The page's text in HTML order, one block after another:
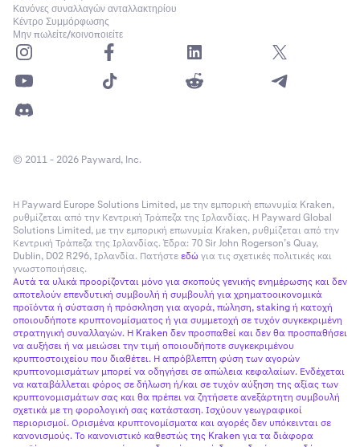
Κανόνες συναλλαγών ανταλλακτηρίου
Κέντρο Συμμόρφωσης
Μην πωλείτε/κοινοποιείτε
© 2011 - 2026 Payward, Inc.
Η Payward Europe Solutions Limited, με την εμπορική επωνυμία Kraken,
ρυθμίζεται από την Κεντρική Τράπεζα της Ιρλανδίας. Η Payward Global
Solutions Limited, με την εμπορική επωνυμία Kraken, ρυθμίζεται από την
Κεντρική Τράπεζα της Ιρλανδίας. Έδρα: 70 Sir John Rogerson’s Quay,
Dublin, D02 R296, Ιρλανδία. Πατήστεεδώγια τις σχετικές πολιτικές και
γνωστοποιήσεις.
Αυτά τα υλικά προορίζονται μόνο για σκοπούς γενικής ενημέρωσης και δεν
αποτελούν επενδυτική συμβουλή ή συμβουλή για χρηματοοικονομικά
προϊόντα ή σύσταση ή πρόσκληση για αγορά, πώληση, staking ή κατοχή
οποιουδήποτε κρυπτονομίσματος ή για συμμετοχή σε τυχόν συγκεκριμένη
στρατηγική συναλλαγών. Η Kraken δεν προσπαθεί και δεν θα προσπαθήσει
να αυξήσει ή να μειώσει την τιμή οποιουδήποτε συγκεκριμένου
κρυπτοστοιχείου που διαθέτει. Η απρόβλεπτη φύση των αγορών
κρυπτονομισμάτων μπορεί να οδηγήσει σε απώλεια κεφαλαίων. Ενδέχεται
να καταβάλλεται φόρος σε δήλωση ή/και σε τυχόν αύξηση της αξίας των
κρυπτονομισμάτων σας και θα πρέπει να ζητήσετε ανεξάρτητη συμβουλή
σχετικά με τη φορολογική σας κατάσταση. Ισχύουν γεωγραφικοί
περιορισμοί. Ορισμένα κρυπτονομίσματα και αγορές δεν υπόκεινται σε
κανονισμούς. Το κανονιστικό καθεστώς της Kraken για τα διάφορα